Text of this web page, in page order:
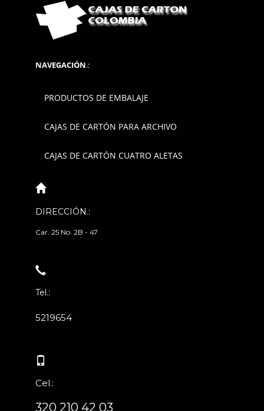
NAVEGACIÓN.:
PRODUCTOS DE EMBALAJE
CAJAS DE CARTÓN PARA ARCHIVO
CAJAS DE CARTÓN CUATRO ALETAS
DIRECCIÓN.:
Car. 25 No. 2B - 47
Tel.:
5219654
Cel.:
320 210 42 03